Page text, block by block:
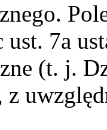
ust. 7a
(t. j.
z